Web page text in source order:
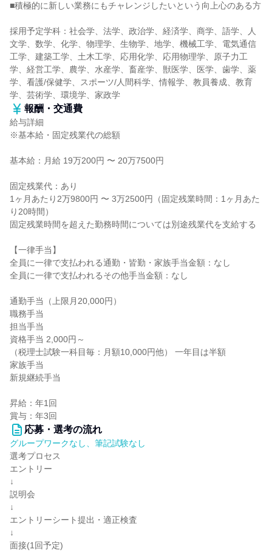
■積極的に新しい業務にもチャレンジしたいという向上心のある方
採用予定学科：社会学、法学、政治学、経済学、商学、語学、人
文学、数学、化学、物理学、生物学、地学、機械工学、電気通信
工学、建築工学、土木工学、応用化学、応用物理学、原子力工
学、経営工学、農学、水産学、畜産学、獣医学、医学、歯学、薬
学、看護/保健学、スポーツ/人間科学、情報学、教員養成、教育
学、芸術学、環境学、家政学
報酬・交通費
給与詳細
※基本給・固定残業代の総額
基本給：月給 19万200円 〜 20万7500円
固定残業代：あり
1ヶ月あたり2万9800円 〜 3万2500円（固定残業時間：1ヶ月あた
り20時間）
固定残業時間を超えた勤務時間については別途残業代を支給する
【一律手当】
全員に一律で支払われる通勤・皆勤・家族手当金額：なし
全員に一律で支払われるその他手当金額：なし
通勤手当（上限月20,000円）
職務手当
担当手当
資格手当 2,000円～
（税理士試験一科目毎：月額10,000円他） 一年目は半額
家族手当
新規継続手当
昇給：年1回
賞与：年3回
応募・選考の流れ
グループワークなし、筆記試験なし
選考プロセス
エントリー
↓
説明会
↓
エントリーシート提出・適正検査
↓
面接(1回予定)